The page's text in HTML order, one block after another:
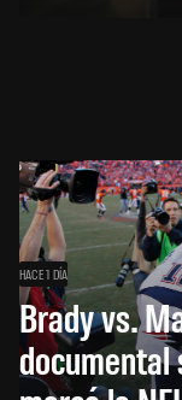
HACE 1 DÍA
Brady vs.
documental